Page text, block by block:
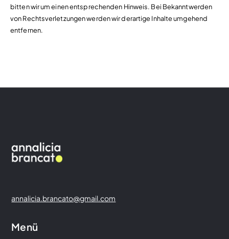
bitten wir um einen entsprechenden Hinweis. Bei Bekanntwerden
von Rechtsverletzungen werden wir derartige Inhalte umgehend
entfernen.
annalicia.brancato@gmail.com
Menü